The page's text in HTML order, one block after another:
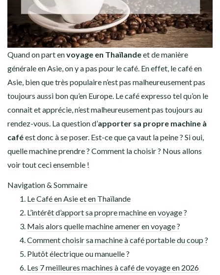
Quand on part envoyage en Thaïlandeet de manière
générale en Asie, on y a pas pour le café. En effet, le café en
Asie, bien que très populaire n’est pas malheureusement pas
toujours aussi bon qu’en Europe. Le café expresso tel qu’on le
connait et apprécie, n’est malheureusement pas toujours au
rendez-vous. La question d’apporter sa propre machine à
caféest donc à se poser. Est-ce que ça vaut la peine ? Si oui,
quelle machine prendre ? Comment la choisir ? Nous allons
voir tout ceci ensemble !
Navigation & Sommaire
Le Café en Asie et en Thaïlande
L’intérêt d’apport sa propre machine en voyage ?
Mais alors quelle machine amener en voyage ?
Comment choisir sa machine à café portable du coup ?
Plutôt électrique ou manuelle ?
Les 7 meilleures machines à café de voyage en 2026